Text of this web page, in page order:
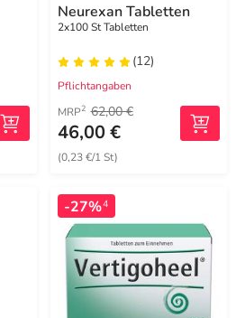
Neurexan Tabletten
2x100 St Tabletten
(12)
Pflichtangaben
MRP2 62,00 €
46,00 €
(0,23 €/1 St)
-27%4